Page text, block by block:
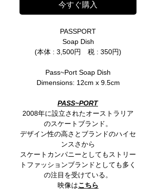
今すぐ購入
PASSPORT
Soap Dish
(本体 : 3,500円 税 : 350円)
Pass~Port Soap Dish
Dimensions: 12cm x 9.5cm
PASS~PORT
2008年に設立されたオーストラリア
のスケートブランド。
デザイン性の高さとブランドのハイセ
ンスさから
スケートカンパニーとしてもストリー
トファッションブランドとしても多く
の注目を受けている。
映像はこちら